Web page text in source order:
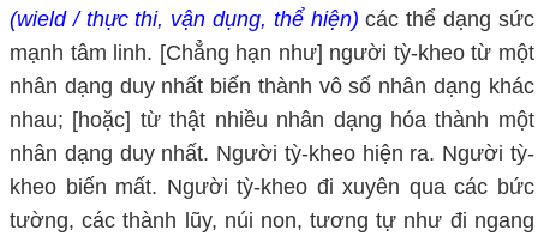
(wield / thực thi, vận dụng, thể hiện) các thể dạng sức
mạnh tâm linh. [Chẳng hạn như] người tỳ-kheo từ một
nhân dạng duy nhất biến thành vô số nhân dạng khác
nhau; [hoặc] từ thật nhiều nhân dạng hóa thành một
nhân dạng duy nhất. Người tỳ-kheo hiện ra. Người tỳ-
kheo biến mất. Người tỳ-kheo đi xuyên qua các bức
tường, các thành lũy, núi non, tương tự như đi ngang